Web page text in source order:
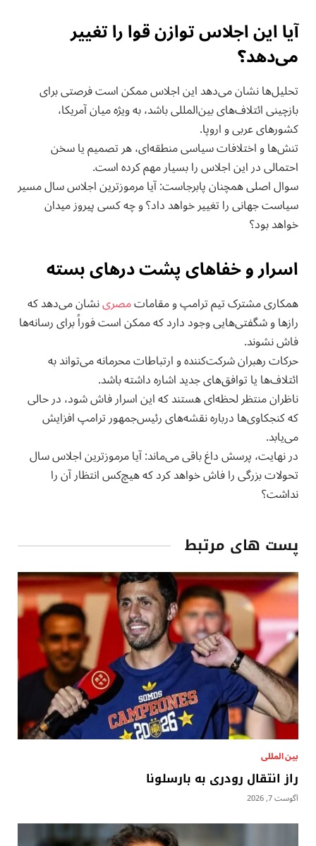
آیا این اجلاس توازن قوا را تغییر
می‌دهد؟
تحلیل‌ها نشان می‌دهد این اجلاس ممکن است فرصتی برای
بازچینی ائتلاف‌های بین‌المللی باشد، به ویژه میان آمریکا،
کشورهای عربی و اروپا.
تنش‌ها و اختلافات سیاسی منطقه‌ای، هر تصمیم یا سخن
احتمالی در این اجلاس را بسیار مهم کرده است.
سوال اصلی همچنان پابرجاست: آیا مرموزترین اجلاس سال مسیر
سیاست جهانی را تغییر خواهد داد؟ و چه کسی پیروز میدان
خواهد بود؟
اسرار و خفاهای پشت درهای بسته
همکاری مشترک تیم ترامپ و مقاماتمصرینشان می‌دهد که
رازها و شگفتی‌هایی وجود دارد که ممکن است فوراً برای رسانه‌ها
فاش نشوند.
حرکات رهبران شرکت‌کننده و ارتباطات محرمانه می‌تواند به
ائتلاف‌ها یا توافق‌های جدید اشاره داشته باشد.
ناظران منتظر لحظه‌ای هستند که این اسرار فاش شود، در حالی
که کنجکاوی‌ها درباره نقشه‌های رئیس‌جمهور ترامپ افزایش
می‌یابد.
در نهایت، پرسش داغ باقی می‌ماند: آیا مرموزترین اجلاس سال
تحولات بزرگی را فاش خواهد کرد که هیچ‌کس انتظار آن را
نداشت؟
پست های مرتبط
بين المللى
راز انتقال رودری به بارسلونا
آگوست 7, 2026